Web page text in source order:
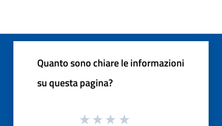
Quanto sono chiare le informazioni
su questa pagina?